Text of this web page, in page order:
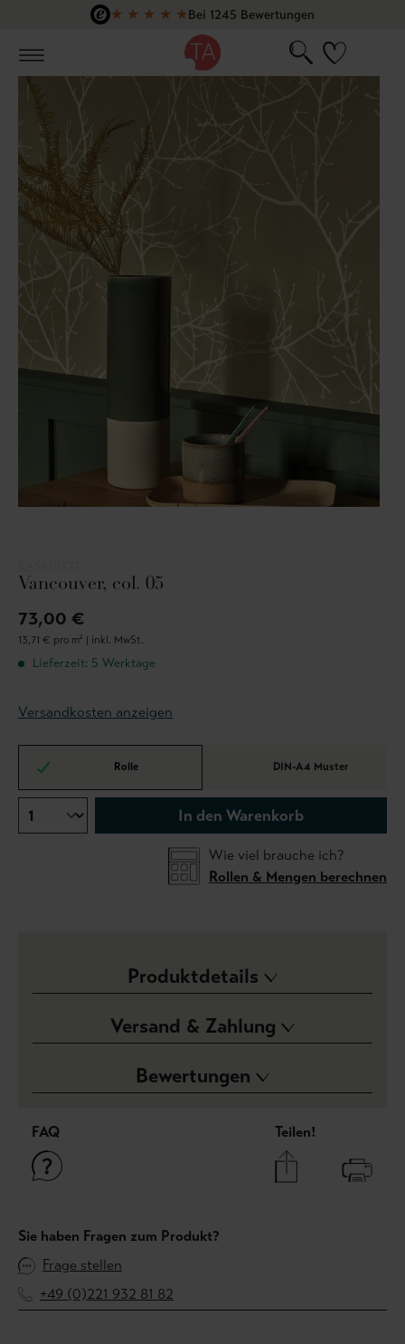
Zum Hauptinhalt springen
★ ★ ★ ★ ★Bei 1245 Bewertungen
Vancouver, col. 05
73,00 €
13,71 € pro m² | inkl. MwSt.
Lieferzeit: 5 Werktage
Versandkosten anzeigen
Rolle DIN-A4 Muster
In den Warenkorb
Wie viel brauche ich?
Rollen & Mengen berechnen
Produktdetails
Versand & Zahlung
Bewertungen
FAQ Teilen!
Sie haben Fragen zum Produkt?
Frage stellen
+49 (0)221 932 81 82